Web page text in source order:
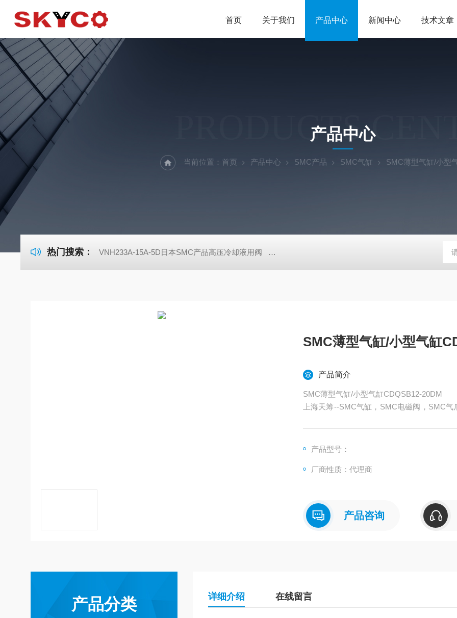
首页 关于我们 产品中心 新闻中心 技术文章
PRODUCTS
产品中心
当前位置： 首页 产品中心 SMC产品 SMC气缸 SMC薄型气缸/小型
热门搜索： VNH233A-15A-5D日本SMC产品高压冷却液用阀 MVSD-180-4E1-AC220V代理金器Mindman电磁阀
SMC薄型气缸/小型气缸
产品简介
SMC薄型气缸/小型气缸CDQSB12-20DM
上海天筹--SMC气缸，SMC电磁阀，SMC
产品型号：
厂商性质：代理商
产品咨询
产品分类 详细介绍 在线留言